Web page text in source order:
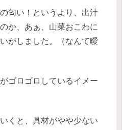
匂い！というより、出汁
か、あぁ、山菜おこわに
がしました。（なんて曖
ゴロゴロしているイメー
くと、具材がやや少ない